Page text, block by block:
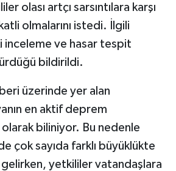
olası artçı sarsıntılara karşı
olmalarını istedi. İlgili
inceleme ve hasar tespit
bildirildi.
üzerinde yer alan
en aktif deprem
olarak biliniyor. Bu nedenle
çok sayıda farklı büyüklükte
gelirken, yetkililer vatandaşlara